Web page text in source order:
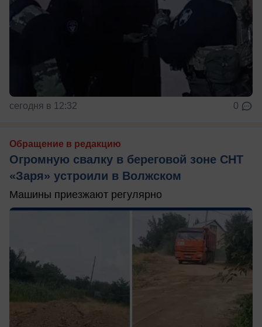
сегодня в 12:32 0
Обращение в редакцию
Огромную свалку в береговой зоне СНТ
«Заря» устроили в Волжском
Машины приезжают регулярно